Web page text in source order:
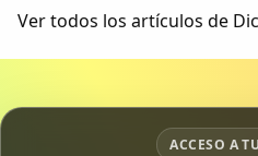
transformación en: "Pífano",
Ver todos los artículos de
ACCESO A